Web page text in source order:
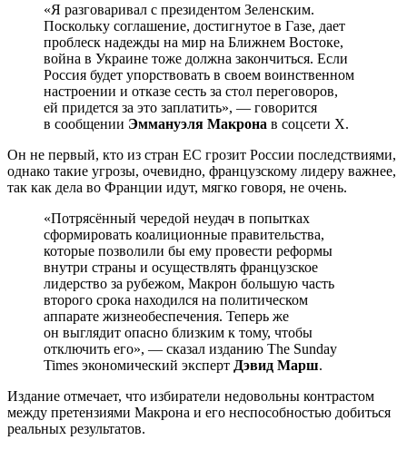
«Я разговаривал с президентом Зеленским.
Поскольку соглашение, достигнутое в Газе, дает
проблеск надежды на мир на Ближнем Востоке,
война в Украине тоже должна закончиться. Если
Россия будет упорствовать в своем воинственном
настроении и отказе сесть за стол переговоров,
ей придется за это заплатить», — говорится
в сообщении Эммануэля Макрона в соцсети Х.
Он не первый, кто из стран ЕС грозит России последствиями,
однако такие угрозы, очевидно, французскому лидеру важнее,
так как дела во Франции идут, мягко говоря, не очень.
«Потрясённый чередой неудач в попытках
сформировать коалиционные правительства,
которые позволили бы ему провести реформы
внутри страны и осуществлять французское
лидерство за рубежом, Макрон большую часть
второго срока находился на политическом
аппарате жизнеобеспечения. Теперь же
он выглядит опасно близким к тому, чтобы
отключить его», — сказал изданию The Sunday
Times экономический эксперт Дэвид Марш.
Издание отмечает, что избиратели недовольны контрастом
между претензиями Макрона и его неспособностью добиться
реальных результатов.